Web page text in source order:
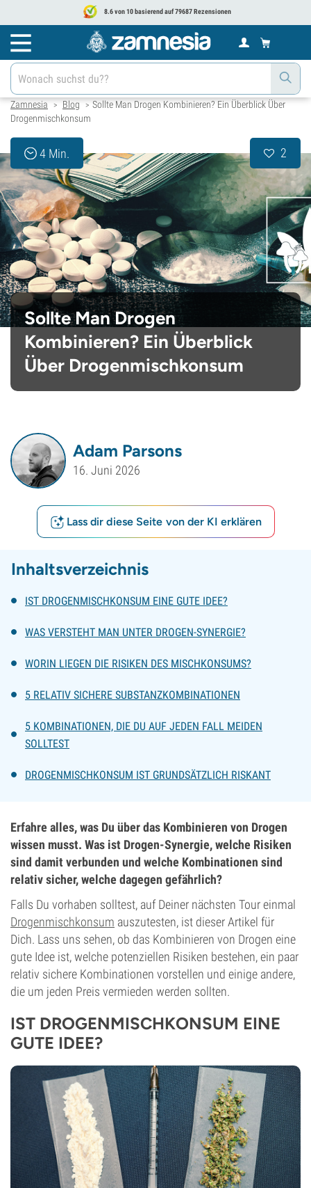
8.6 von 10 basierend auf 79687 Rezensionen
Zamnesia > Blog > Sollte Man Drogen Kombinieren? Ein Überblick Über
Drogenmischkonsum
4 Min. 2
Sollte Man Drogen
Kombinieren? Ein Überblick
Über Drogenmischkonsum
Adam Parsons
16. Juni 2026
Lass dir diese Seite von der KI erklären
Inhaltsverzeichnis
IST DROGENMISCHKONSUM EINE GUTE IDEE?
WAS VERSTEHT MAN UNTER DROGEN-SYNERGIE?
WORIN LIEGEN DIE RISIKEN DES MISCHKONSUMS?
5 RELATIV SICHERE SUBSTANZKOMBINATIONEN
5 KOMBINATIONEN, DIE DU AUF JEDEN FALL MEIDEN
SOLLTEST
DROGENMISCHKONSUM IST GRUNDSÄTZLICH RISKANT
Erfahre alles, was Du über das Kombinieren von Drogen
wissen musst. Was ist Drogen-Synergie, welche Risiken
sind damit verbunden und welche Kombinationen sind
relativ sicher, welche dagegen gefährlich?
Falls Du vorhaben solltest, auf Deiner nächsten Tour einmal
Drogenmischkonsum auszutesten, ist dieser Artikel für
Dich. Lass uns sehen, ob das Kombinieren von Drogen eine
gute Idee ist, welche potenziellen Risiken bestehen, ein paar
relativ sichere Kombinationen vorstellen und einige andere,
die um jeden Preis vermieden werden sollten.
IST DROGENMISCHKONSUM EINE
GUTE IDEE?